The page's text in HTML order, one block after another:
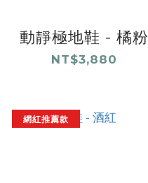
動靜極地鞋 - 橘粉
NT$3,880
網紅推薦款